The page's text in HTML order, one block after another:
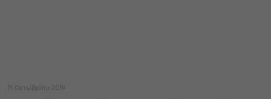
15 Οκτωβρίου 2019